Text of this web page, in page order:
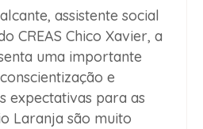
assistente social
CREAS Chico Xavier, a
uma importante
e
expectativas para as
Laranja são muito